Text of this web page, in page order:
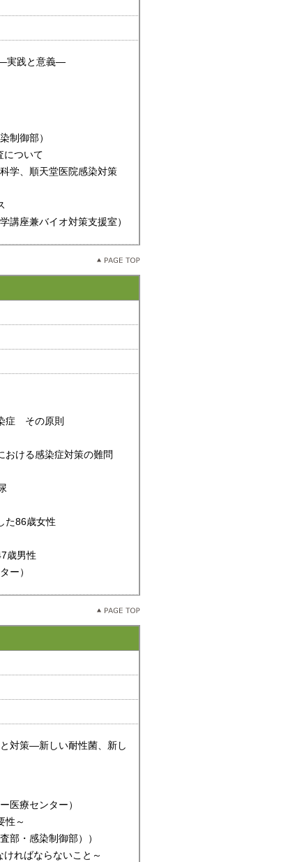
―実践と意義―
制御部）
について
、順天堂医院感染対策
座兼バイオ対策支援室）
症 その原則
ける感染症対策の難問
た86歳女性
歳男性
ー）
対策―新しい耐性菌、新し
療センター）
性～
・感染制御部））
ればならないこと～